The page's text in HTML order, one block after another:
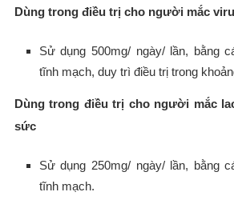
Dùng trong điều trị cho người mắc
Sử dụng 500mg/ ngày/ lần, bằng
tĩnh mạch, duy trì điều trị trong
Dùng trong điều trị cho người mắc
sức
Sử dụng 250mg/ ngày/ lần, bằng
tĩnh mạch.